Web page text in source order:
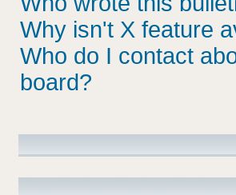
Why isn't X feature
Who do I contact
board?